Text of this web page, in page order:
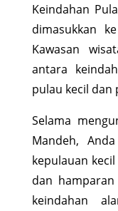
Keindahan
dimasukkan
Kawasan
antara
pulau kecil dan
Selama
Mandeh,
kepulauan
dan
keindahan